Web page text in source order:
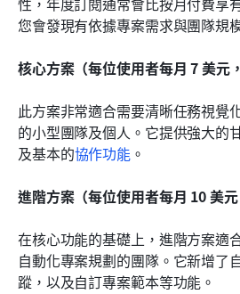
您會發現有依據專案需求與團隊規
核心方案（每位使用者每月 7 美元
此方案非常適合需要清晰任務視覺
的小型團隊及個人。它提供強大的
及基本的協作功能 。
進階方案（每位使用者每月 10 美
在核心功能的基礎上，進階方案適
自動化專案規劃的團隊。它新增了
蹤，以及自訂專案範本等功能。